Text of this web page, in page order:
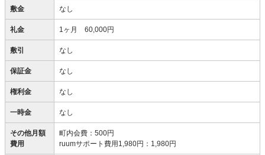
敷金 なし
礼金 1ヶ月 60,000円
敷引 なし
保証金 なし
権利金 なし
一時金 なし
その他月額
費用
町内会費 ： 500円
ruumサポート費用1,980円 ： 1,980円